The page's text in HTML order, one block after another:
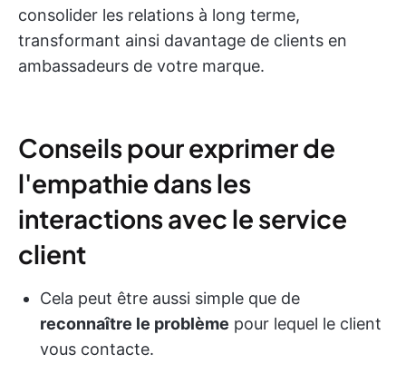
consolider les relations à long terme,
transformant ainsi davantage de clients en
ambassadeurs de votre marque.
Conseils pour exprimer de
l'empathie dans les
interactions avec le service
client
Cela peut être aussi simple que de
reconnaître le problème pour lequel le client
vous contacte.